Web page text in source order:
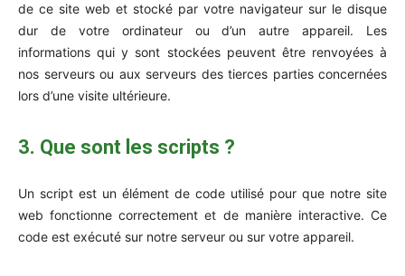
de ce site web et stocké par votre navigateur sur le disque
dur de votre ordinateur ou d’un autre appareil. Les
informations qui y sont stockées peuvent être renvoyées à
nos serveurs ou aux serveurs des tierces parties concernées
lors d’une visite ultérieure.
3. Que sont les scripts ?
Un script est un élément de code utilisé pour que notre site
web fonctionne correctement et de manière interactive. Ce
code est exécuté sur notre serveur ou sur votre appareil.